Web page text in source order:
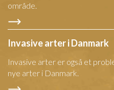
område.
Invasive arter i Danmark
Invasive arter er også et
nye arter i Danmark.